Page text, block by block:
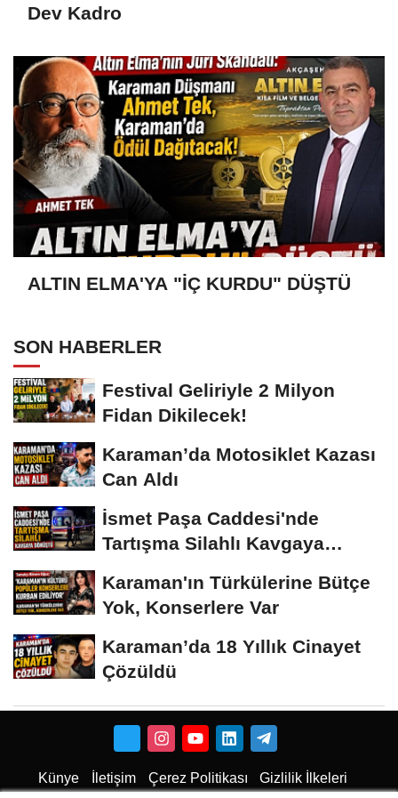
Dev Kadro
ALTIN ELMA'YA "İÇ KURDU" DÜŞTÜ
SON HABERLER
Festival Geliriyle 2 Milyon
Fidan Dikilecek!
Karaman’da Motosiklet Kazası
Can Aldı
İsmet Paşa Caddesi'nde
Tartışma Silahlı Kavgaya
Karaman'ın Türkülerine Bütçe
Yok, Konserlere Var
Karaman’da 18 Yıllık Cinayet
Çözüldü
Künye İletişim Çerez Politikası Gizlilik İlkeleri